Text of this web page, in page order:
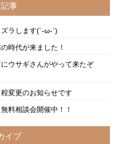
事
ラします(´-ω-`)
時代が来ました！
ウサギさんがやって来たぞ
変更のお知らせです
料相談会開催中！！
イブ